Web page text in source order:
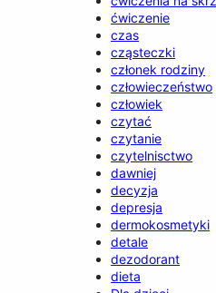
ćwiczenie
czas
cząsteczki
członek rodziny
człowieczeństwo
człowiek
czytać
czytanie
czytelnisctwo
dawniej
decyzja
depresja
dermokosmetyki
detale
dezodorant
dieta